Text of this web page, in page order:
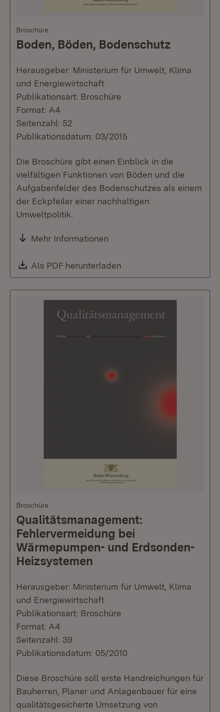
Broschüre
Boden, Böden, Bodenschutz
Herausgeber: Ministerium für Umwelt, Klima
und Energiewirtschaft
Publikationsart: Broschüre
Format: A4
Seitenzahl: 52
Publikationsdatum: 03/2015
Die Broschüre gibt einen Einblick in die
vielfältigen Funktionen von Böden und die
Aufgabenfelder des Bodenschutzes als einem
der Eckpfeiler einer nachhaltigen
Umweltpolitik.
Mehr Informationen
Download:
Als PDF herunterladen
Broschüre
Qualitätsmanagement:
Fehlervermeidung bei
Wärmepumpen- und Erdsonden-
Heizsystemen
Herausgeber: Ministerium für Umwelt, Klima
und Energiewirtschaft
Publikationsart: Broschüre
Format: A4
Seitenzahl: 39
Publikationsdatum: 05/2010
Diese Broschüre soll erste Handreichungen für
Bauherren, Planer und Anlagenbauer für eine
qualitätsgesicherte Umsetzung von